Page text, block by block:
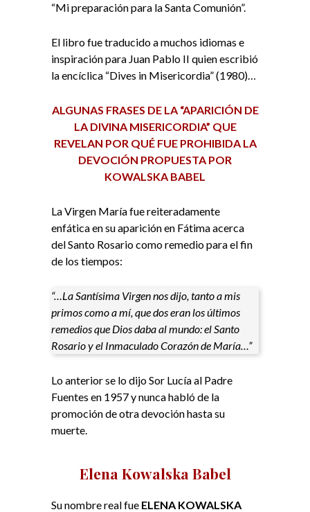
“Mi preparación para la Santa Comunión”.
El libro fue traducido a muchos idiomas e
inspiración para Juan Pablo II quien escribió
la encíclica “Dives in Misericordia” (1980)…
ALGUNAS FRASES DE LA “APARICIÓN DE
LA DIVINA MISERICORDIA” QUE
REVELAN POR QUÉ FUE PROHIBIDA LA
DEVOCIÓN PROPUESTA POR
KOWALSKA BABEL
La Virgen María fue reiteradamente
enfática en su aparición en Fátima acerca
del Santo Rosario como remedio para el fin
de los tiempos:
“…La Santísima Virgen nos dijo, tanto a mis
primos como a mí, que dos eran los últimos
remedios que Dios daba al mundo: el Santo
Rosario y el Inmaculado Corazón de María…”
Lo anterior se lo dijo Sor Lucía al Padre
Fuentes en 1957 y nunca habló de la
promoción de otra devoción hasta su
muerte.
Elena Kowalska Babel
Su nombre real fue ELENA KOWALSKA